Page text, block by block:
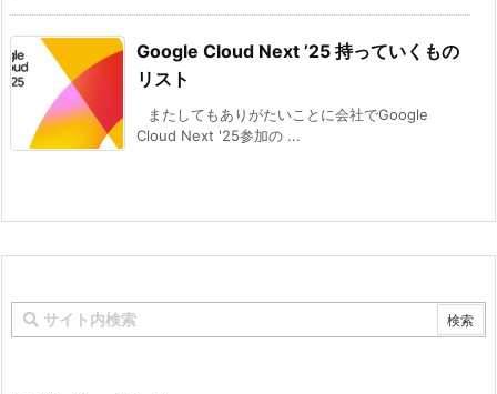
Google Cloud Next ’25 持っていくもの
リスト
またしてもありがたいことに会社でGoogle
Cloud Next '25参加の ...